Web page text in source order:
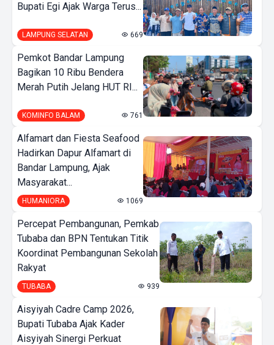
Bupati Egi Ajak Warga Terus...
LAMPUNG SELATAN 669
Pemkot Bandar Lampung
Bagikan 10 Ribu Bendera
Merah Putih Jelang HUT RI...
KOMINFO BALAM 761
Alfamart dan Fiesta Seafood
Hadirkan Dapur Alfamart di
Bandar Lampung, Ajak
Masyarakat...
HUMANIORA 1069
Percepat Pembangunan, Pemkab
Tubaba dan BPN Tentukan Titik
Koordinat Pembangunan Sekolah
Rakyat
TUBABA 939
Aisyiyah Cadre Camp 2026,
Bupati Tubaba Ajak Kader
Aisyiyah Sinergi Perkuat